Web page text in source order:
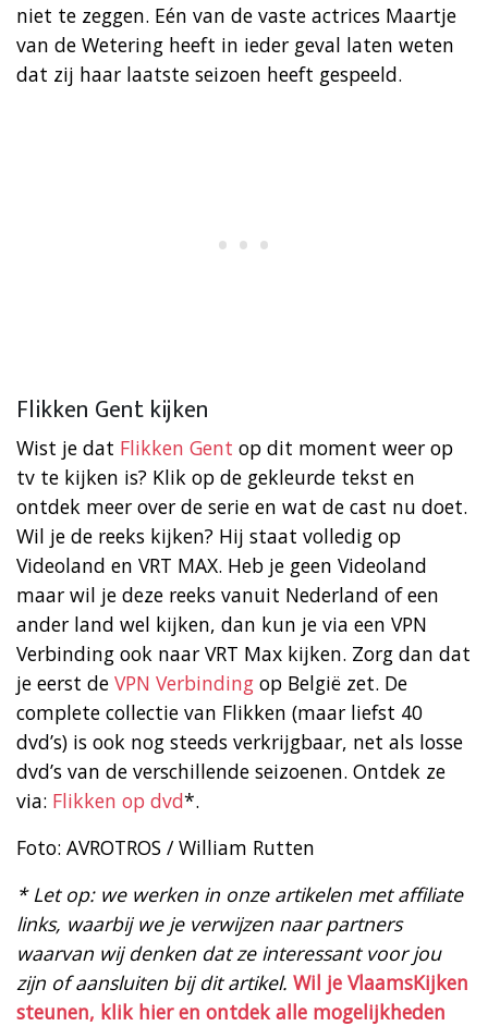
niet te zeggen. Eén van de vaste actrices Maartje
van de Wetering heeft in ieder geval laten weten
dat zij haar laatste seizoen heeft gespeeld.
Flikken Gent kijken
Wist je dat Flikken Gent op dit moment weer op
tv te kijken is? Klik op de gekleurde tekst en
ontdek meer over de serie en wat de cast nu doet.
Wil je de reeks kijken? Hij staat volledig op
Videoland en VRT MAX. Heb je geen Videoland
maar wil je deze reeks vanuit Nederland of een
ander land wel kijken, dan kun je via een VPN
Verbinding ook naar VRT Max kijken. Zorg dan dat
je eerst de VPN Verbinding op België zet. De
complete collectie van Flikken (maar liefst 40
dvd’s) is ook nog steeds verkrijgbaar, net als losse
dvd’s van de verschillende seizoenen. Ontdek ze
via: Flikken op dvd*.
Foto: AVROTROS / William Rutten
* Let op: we werken in onze artikelen met affiliate
links, waarbij we je verwijzen naar partners
waarvan wij denken dat ze interessant voor jou
zijn of aansluiten bij dit artikel. Wil je VlaamsKijken
steunen, klik hier en ontdek alle mogelijkheden